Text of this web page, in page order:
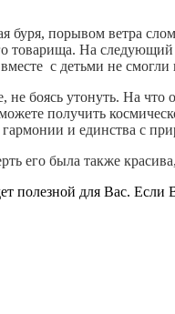
буря, порывом ветра
товарища. На
с детьми не
боясь утонуть. На
получить
и единства с
его была также
полезной для Вас.